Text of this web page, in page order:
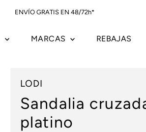
ENVÍO GRATIS EN 48/72h*
MARCAS REBAJAS
LODI
Sandalia
platino